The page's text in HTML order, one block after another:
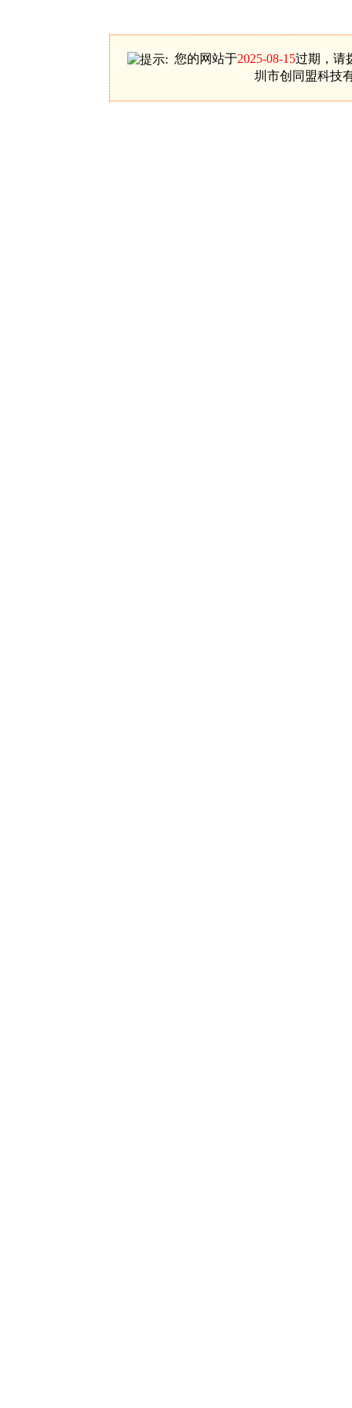
您的网站于2025-08-15过期，请
圳市创同盟科技